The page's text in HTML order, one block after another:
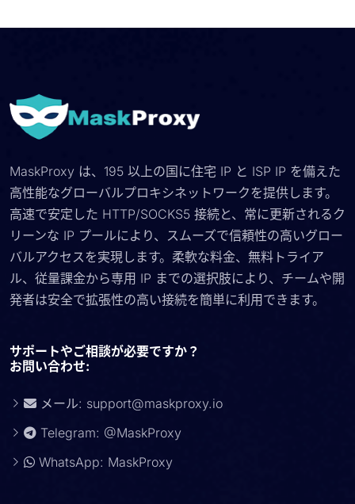
MaskProxy は、195 以上の国に住宅 IP と ISP IP を備えた
高性能なグローバルプロキシネットワークを提供します。
高速で安定した HTTP/SOCKS5 接続と、常に更新されるク
リーンな IP プールにより、スムーズで信頼性の高いグロー
バルアクセスを実現します。柔軟な料金、無料トライア
ル、従量課金から専用 IP までの選択肢により、チームや開
発者は安全で拡張性の高い接続を簡単に利用できます。
サポートやご相談が必要ですか？
お問い合わせ:
メール: support@maskproxy.io
Telegram: @MaskProxy
WhatsApp: MaskProxy